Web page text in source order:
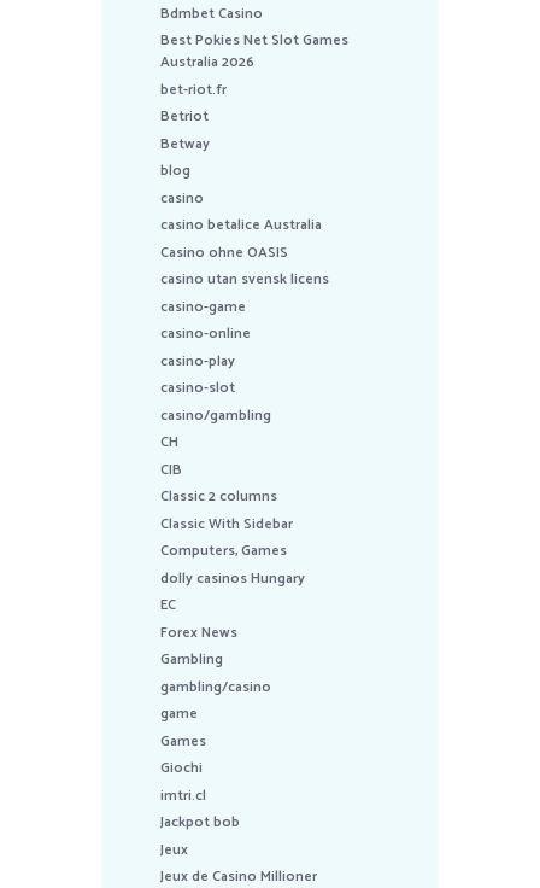
Bdmbet Casino
Best Pokies Net Slot Games
Australia 2026
bet-riot.fr
Betriot
Betway
blog
casino
casino betalice Australia
Casino ohne OASIS
casino utan svensk licens
casino-game
casino-online
casino-play
casino-slot
casino/gambling
CH
CIB
Classic 2 columns
Classic With Sidebar
Computers, Games
dolly casinos Hungary
EC
Forex News
Gambling
gambling/casino
game
Games
Giochi
imtri.cl
Jackpot bob
Jeux
Jeux de Casino Millioner